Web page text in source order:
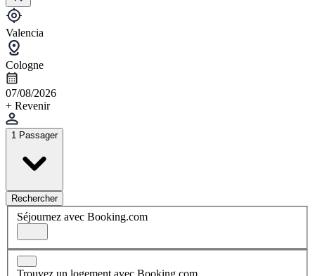
Valencia
Cologne
07/08/2026
+ Revenir
1 Passager
Rechercher
Séjournez avec Booking.com
Trouvez un logement avec Booking.com